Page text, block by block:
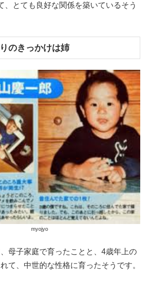
、とても良好な関係を築いているそう
のきっかけは姉
myojyo
母子家庭で育ったことと、4歳年上の
て、中世的な性格に育ったそうです。